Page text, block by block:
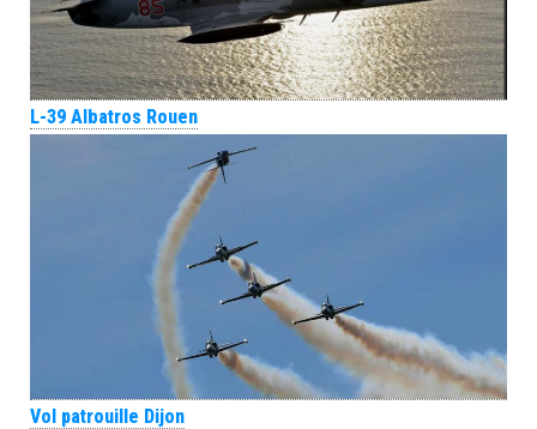
L-39 Albatros Rouen
Vol patrouille Dijon